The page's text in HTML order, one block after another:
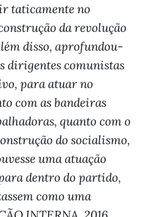
taticamente no
da revolução
disso, aprofundou-
dirigentes comunistas
para atuar no
com as bandeiras
quanto com o
do socialismo,
uma atuação
dentro do partido,
como uma